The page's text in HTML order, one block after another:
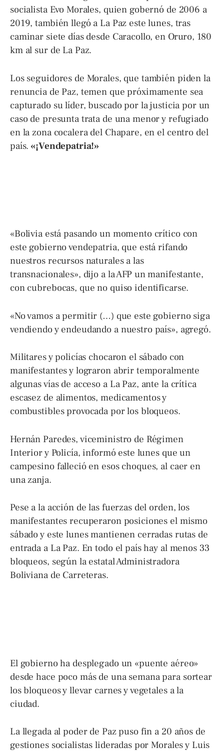
socialista Evo Morales, quien gobernó de 2006 a
2019, también llegó a La Paz este lunes, tras
caminar siete días desde Caracollo, en Oruro, 180
km al sur de La Paz.
Los seguidores de Morales, que también piden la
renuncia de Paz, temen que próximamente sea
capturado su líder, buscado por la justicia por un
caso de presunta trata de una menor y refugiado
en la zona cocalera del Chapare, en el centro del
país. «¡Vendepatria!»
«Bolivia está pasando un momento crítico con
este gobierno vendepatria, que está rifando
nuestros recursos naturales a las
transnacionales», dijo a la AFP un manifestante,
con cubrebocas, que no quiso identificarse.
«No vamos a permitir (…) que este gobierno siga
vendiendo y endeudando a nuestro país», agregó.
Militares y policías chocaron el sábado con
manifestantes y lograron abrir temporalmente
algunas vías de acceso a La Paz, ante la crítica
escasez de alimentos, medicamentos y
combustibles provocada por los bloqueos.
Hernán Paredes, viceministro de Régimen
Interior y Policía, informó este lunes que un
campesino falleció en esos choques, al caer en
una zanja.
Pese a la acción de las fuerzas del orden, los
manifestantes recuperaron posiciones el mismo
sábado y este lunes mantienen cerradas rutas de
entrada a La Paz. En todo el país hay al menos 33
bloqueos, según la estatal Administradora
Boliviana de Carreteras.
El gobierno ha desplegado un «puente aéreo»
desde hace poco más de una semana para sortear
los bloqueos y llevar carnes y vegetales a la
ciudad.
La llegada al poder de Paz puso fin a 20 años de
gestiones socialistas lideradas por Morales y Luis